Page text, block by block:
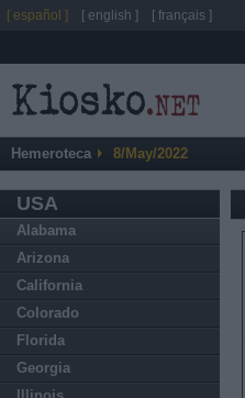
Hemeroteca 8/May/2022
USA
Alabama
Arizona
California
Colorado
Florida
Georgia
[ español ] [ english ] [ français ]